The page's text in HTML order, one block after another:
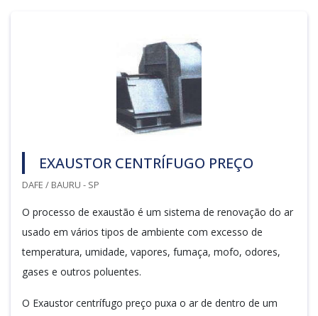
EXAUSTOR CENTRÍFUGO PREÇO
DAFE / BAURU - SP
O processo de exaustão é um sistema de renovação do ar
usado em vários tipos de ambiente com excesso de
temperatura, umidade, vapores, fumaça, mofo, odores,
gases e outros poluentes.
O Exaustor centrífugo preço puxa o ar de dentro de um